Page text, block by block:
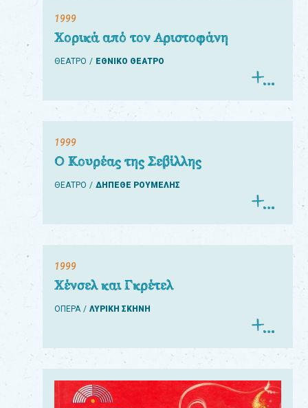
1999
Χορικά από τον Αριστοφάνη
ΘΕΑΤΡΟ ΕΘΝΙΚΟ ΘΕΑΤΡΟ
1999
Ο Κουρέας της Σεβίλλης
ΘΕΑΤΡΟ ΔΗΠΕΘΕ ΡΟΥΜΕΛΗΣ
1999
Χένσελ και Γκρέτελ
ΟΠΕΡΑ ΛΥΡΙΚΗ ΣΚΗΝΗ